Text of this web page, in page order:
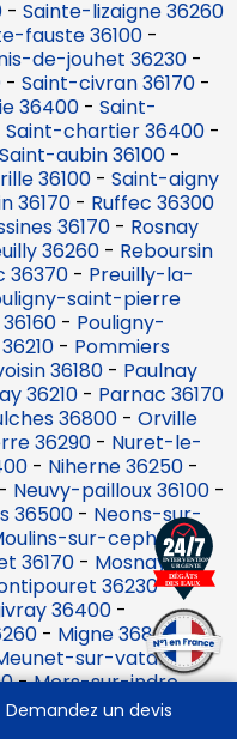
Demandez un devis
- Sainte-lizaigne 36260
fauste 36100 -
de-jouhet 36230 -
- Saint-civran 36170 -
36400 - Saint-
Saint-chartier 36400 -
Saint-aubin 36100 -
36100 - Saint-aigny
36170 - Ruffec 36300
36170 - Rosnay
36260 - Reboursin
36370 - Preuilly-la-
saint-pierre
- Pouligny-
- Pommiers
36180 - Paulnay
36210 - Parnac 36170
36800 - Orville
36290 - Nuret-le-
- Niherne 36250 -
- Neuvy-pailloux 36100 -
36500 - Neons-sur-
sur-cephons
36170 - Mosnay
36230-
36400 -
- Migne 36800-
sur-vatan
-Mers-sur-indre
36500 -